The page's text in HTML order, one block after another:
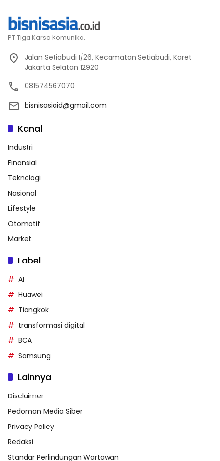
PT Tiga Karsa Komunika.
Jalan Setiabudi I/26, Kecamatan Setiabudi, Karet
Jakarta Selatan 12920
081574567070
bisnisasiaid@gmail.com
Kanal
Industri
Finansial
Teknologi
Nasional
Lifestyle
Otomotif
Market
Label
AI
Huawei
Tiongkok
transformasi digital
BCA
Samsung
Lainnya
Disclaimer
Pedoman Media Siber
Privacy Policy
Redaksi
Standar Perlindungan Wartawan